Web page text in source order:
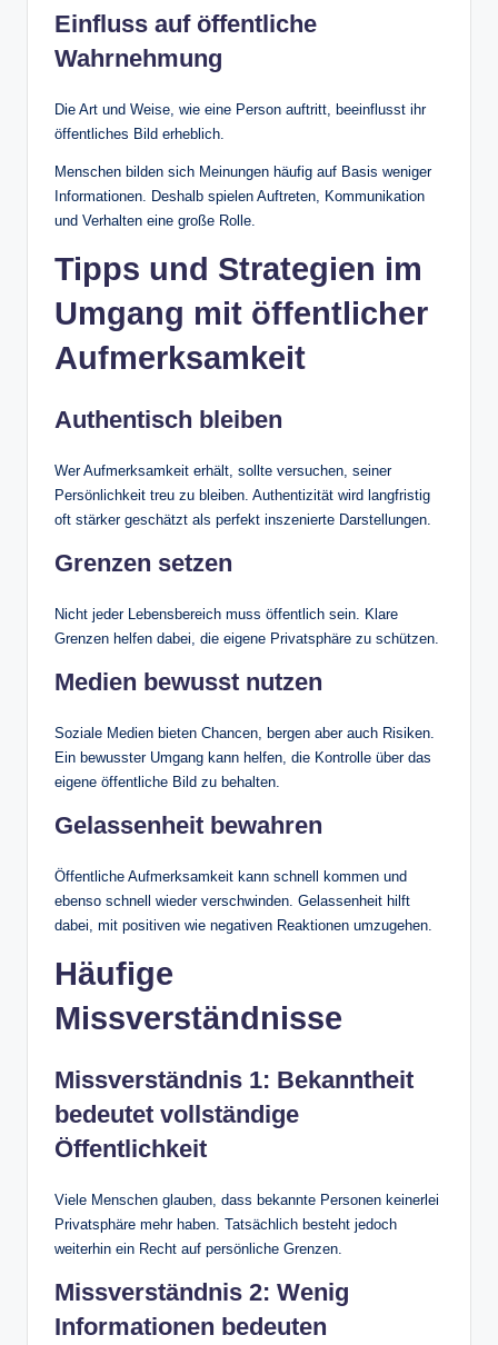
Einfluss auf öffentliche
Wahrnehmung
Die Art und Weise, wie eine Person auftritt, beeinflusst ihr
öffentliches Bild erheblich.
Menschen bilden sich Meinungen häufig auf Basis weniger
Informationen. Deshalb spielen Auftreten, Kommunikation
und Verhalten eine große Rolle.
Tipps und Strategien im
Umgang mit öffentlicher
Aufmerksamkeit
Authentisch bleiben
Wer Aufmerksamkeit erhält, sollte versuchen, seiner
Persönlichkeit treu zu bleiben. Authentizität wird langfristig
oft stärker geschätzt als perfekt inszenierte Darstellungen.
Grenzen setzen
Nicht jeder Lebensbereich muss öffentlich sein. Klare
Grenzen helfen dabei, die eigene Privatsphäre zu schützen.
Medien bewusst nutzen
Soziale Medien bieten Chancen, bergen aber auch Risiken.
Ein bewusster Umgang kann helfen, die Kontrolle über das
eigene öffentliche Bild zu behalten.
Gelassenheit bewahren
Öffentliche Aufmerksamkeit kann schnell kommen und
ebenso schnell wieder verschwinden. Gelassenheit hilft
dabei, mit positiven wie negativen Reaktionen umzugehen.
Häufige
Missverständnisse
Missverständnis 1: Bekanntheit
bedeutet vollständige
Öffentlichkeit
Viele Menschen glauben, dass bekannte Personen keinerlei
Privatsphäre mehr haben. Tatsächlich besteht jedoch
weiterhin ein Recht auf persönliche Grenzen.
Missverständnis 2: Wenig
Informationen bedeuten